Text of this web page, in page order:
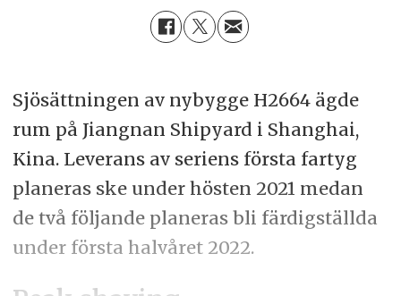
Sjösättningen av nybygge H2664 ägde
rum på Jiangnan Shipyard i Shanghai,
Kina. Leverans av seriens första fartyg
planeras ske under hösten 2021 medan
de två följande planeras bli färdigställda
under första halvåret 2022.